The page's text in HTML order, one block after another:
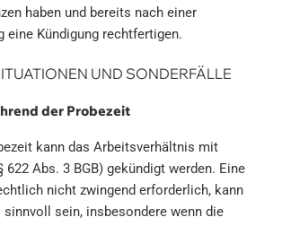
haben und bereits nach einer
eine Kündigung rechtfertigen.
UND SONDERFÄLLE
der Probezeit
kann das Arbeitsverhältnis mit
Abs. 3 BGB) gekündigt werden. Eine
nicht zwingend erforderlich, kann
sein, insbesondere wenn die